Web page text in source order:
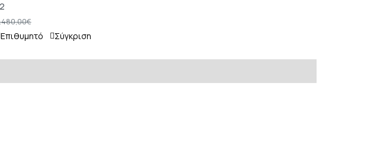
Επιθυμητό Σύγκριση